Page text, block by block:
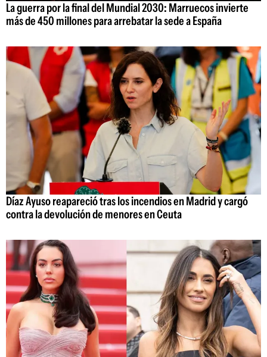
La guerra por la final del Mundial 2030: Marruecos invierte
más de 450 millones para arrebatar la sede a España
Díaz Ayuso reapareció tras los incendios en Madrid y cargó
contra la devolución de menores en Ceuta